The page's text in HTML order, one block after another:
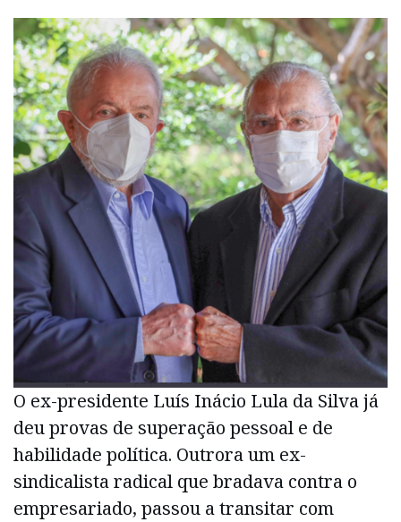
O ex-presidente Luís Inácio Lula da Silva já
deu provas de superação pessoal e de
habilidade política. Outrora um ex-
sindicalista radical que bradava contra o
empresariado, passou a transitar com